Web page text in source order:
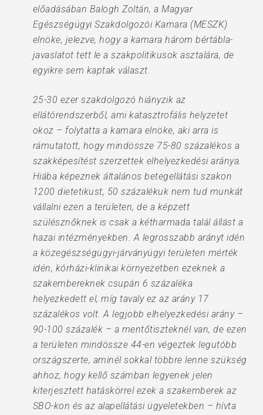
előadásában Balogh Zoltán, a Magyar
Egészségügyi Szakdolgozói Kamara (MESZK)
elnöke, jelezve, hogy a kamara három bértábla-
javaslatot tett le a szakpolitikusok asztalára, de
egyikre sem kaptak választ.
25-30 ezer szakdolgozó hiányzik az
ellátórendszerből, ami katasztrofális helyzetet
okoz – folytatta a kamara elnöke, aki arra is
rámutatott, hogy mindössze 75-80 százalékos a
szakképesítést szerzettek elhelyezkedési aránya.
Hiába képeznek általános betegellátási szakon
1200 dietetikust, 50 százalékuk nem tud munkát
vállalni ezen a területen, de a képzett
szülésznőknek is csak a kétharmada talál állást a
hazai intézményekben. A legrosszabb arányt idén
a közegészségügyi-járványügyi területen mérték
idén, kórházi-klinikai környezetben ezeknek a
szakembereknek csupán 6 százaléka
helyezkedett el, míg tavaly ez az arány 17
százalékos volt. A legjobb elhelyezkedési arány –
90-100 százalék – a mentőtiszteknél van, de ezen
a területen mindössze 44-en végeztek legutóbb
országszerte, aminél sokkal többre lenne szükség
ahhoz, hogy kellő számban legyenek jelen
kiterjesztett hatáskörrel ezek a szakemberek az
SBO-kon és az alapellátási ügyeletekben – hívta